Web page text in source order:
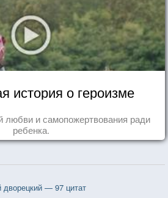
история о героизме
любви и самопожертвования ради
ребенка.
— 97 цитат